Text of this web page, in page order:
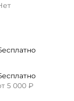
5 000 ₽